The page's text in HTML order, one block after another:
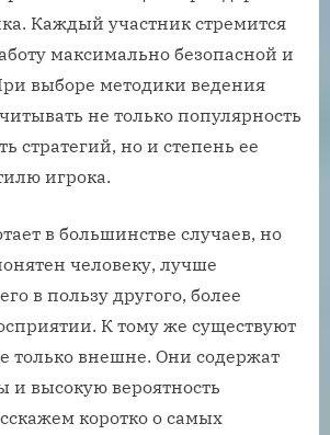
Каждый участник стремится
максимально безопасной и
выборе методики ведения
не только популярность
стратегий, но и степень ее
игрока.
в большинстве случаев, но
человеку, лучше
в пользу другого, более
К тому же существуют
только внешне. Они содержат
и высокую вероятность
коротко о самых